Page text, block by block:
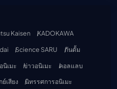
Kaisen
KADOKAWA
Science SARU
กันดั้ม
นิเมะ ข่าวอนิเมะ
คอลแลบ
เสียง
นิทรรศการอนิเมะ